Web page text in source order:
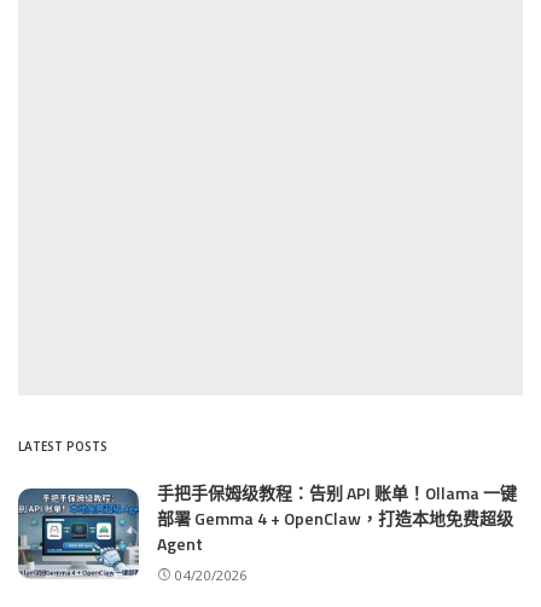
LATEST POSTS
手把手保姆级教程：告别 API 账单！Ollama 一键
部署 Gemma 4 + OpenClaw，打造本地免费超级
Agent
04/20/2026